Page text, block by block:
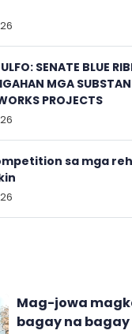
Mag-jowa
bagay na bagay
SENATE BLUE
MGA
PROJECTS
sa mga